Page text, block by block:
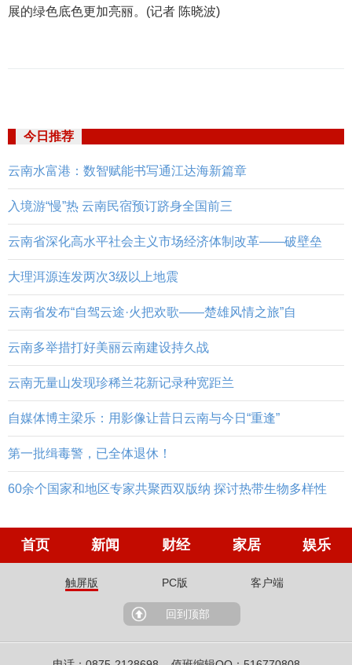
展的绿色底色更加亮丽。(记者 陈晓波)
今日推荐
云南水富港：数智赋能书写通江达海新篇章
入境游“慢”热 云南民宿预订跻身全国前三
云南省深化高水平社会主义市场经济体制改革——破壁垒
大理洱源连发两次3级以上地震
云南省发布“自驾云途·火把欢歌——楚雄风情之旅”自
云南多举措打好美丽云南建设持久战
云南无量山发现珍稀兰花新记录种宽距兰
自媒体博主梁乐：用影像让昔日云南与今日“重逢”
第一批缉毒警，已全体退休！
60余个国家和地区专家共聚西双版纳 探讨热带生物多样性
首页 新闻 财经 家居 娱乐
触屏版 PC版 客户端
回到顶部